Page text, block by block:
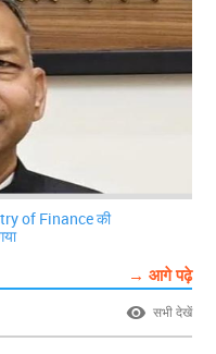
of Finance की
→ आगे पढ़े
सभी देखें